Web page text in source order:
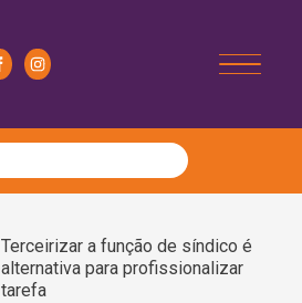
Terceirizar a função de síndico é
alternativa para profissionalizar
tarefa